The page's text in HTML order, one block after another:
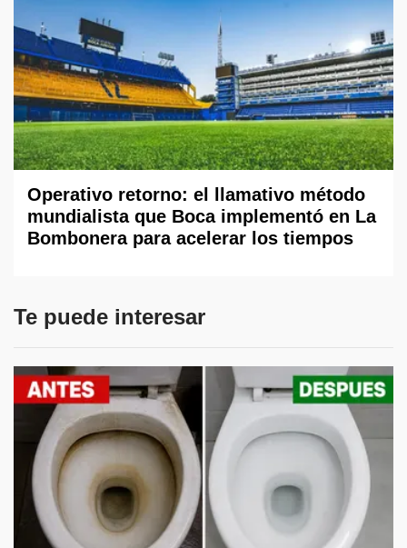
Operativo retorno: el llamativo método
mundialista que Boca implementó en La
Bombonera para acelerar los tiempos
Te puede interesar